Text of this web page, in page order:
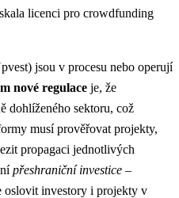
licenci pro crowdfunding
jsou v procesu nebo operují
nové regulace je, že
dohlíženého sektoru, což
musí prověřovat projekty,
propagaci jednotlivých
přeshraniční investice –
oslovit investory i projekty v